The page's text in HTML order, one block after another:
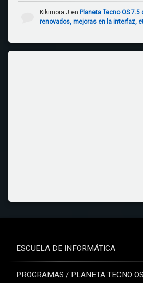
Kikimora J en Planeta Tecno OS
renovados, mejoras en la interfaz,
ESCUELA DE INFORMÁTICA
PROGRAMAS / PLANETA TECNO OS